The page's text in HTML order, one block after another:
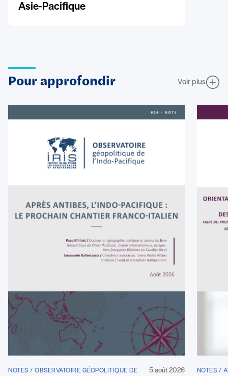
Asie-Pacifique
Pour approfondir Voir plus
NOTES / OBSERVATOIRE GÉOPOLITIQUE DE
5 août 2026 NOTES /